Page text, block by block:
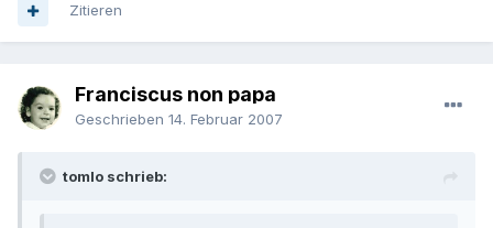
Zitieren
Franciscus non papa
Geschrieben 14. Februar 2007
tomlo schrieb: